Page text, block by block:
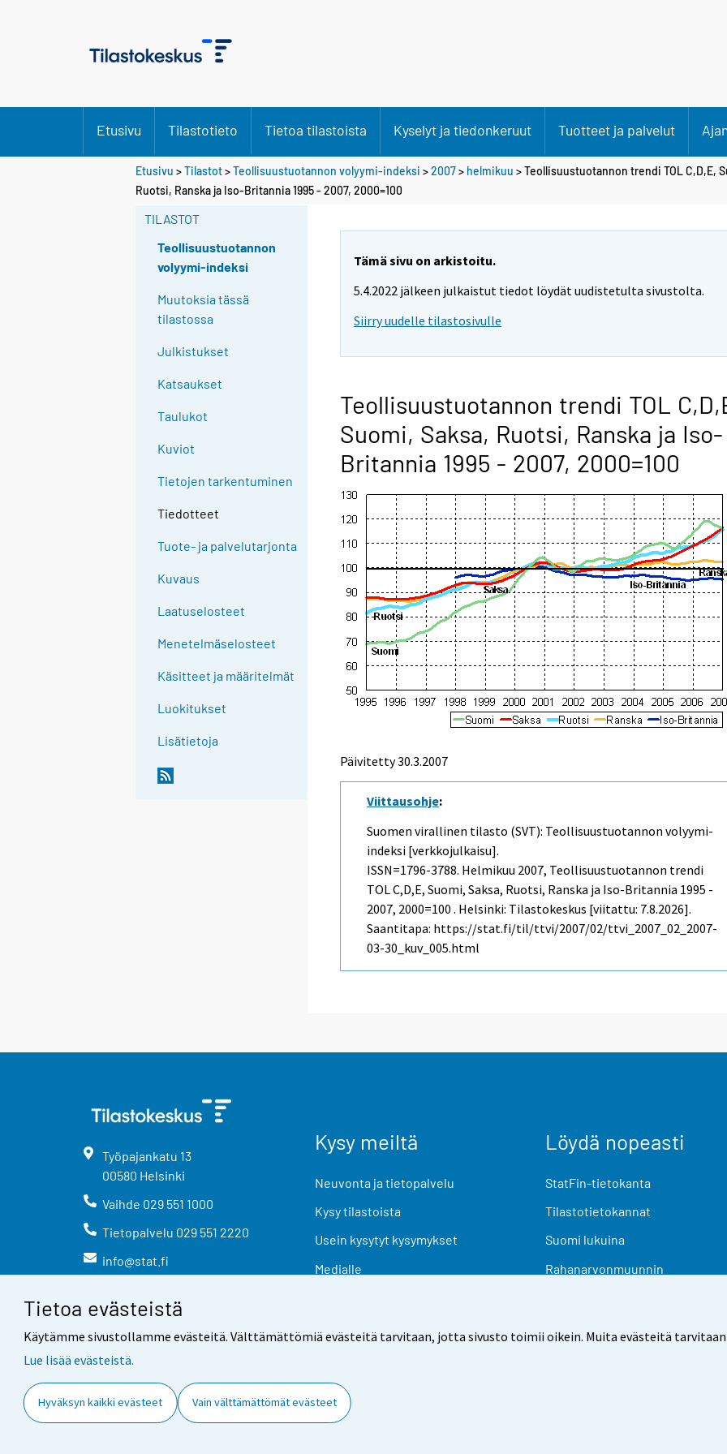
Tietoa evästeistä
Käytämme sivustollamme evästeitä. Välttämättömiä evästeitä tarvitaan, jotta sivusto toimii oikein. Muita evästeitä
Lue lisää evästeistä.
Hyväksyn kaikki evästeet Vain välttämättömät evästeet
Etusivu Tilastotieto Tietoa tilastoista Kyselyt ja tiedonkeruut Tuotteet ja palvelut
Etusivu >Tilastot>Teollisuustuotannon volyymi-indeksi >2007> helmikuu > Teollisuustuotannon trendi TOL C,D,E,
Ruotsi, Ranska ja Iso-Britannia 1995 - 2007, 2000=100
TILASTOT
Teollisuustuotannon
volyymi-indeksi
Muutoksia tässä
tilastossa
Julkistukset
Katsaukset
Taulukot
Kuviot
Tietojen tarkentuminen
Tiedotteet
Tuote- ja palvelutarjonta
Kuvaus
Laatuselosteet
Menetelmäselosteet
Käsitteet ja määritelmät
Luokitukset
Lisätietoja
Tämä sivu on arkistoitu.
5.4.2022 jälkeen julkaistut tiedot löydät uudistetulta sivustolta.
Siirry uudelle tilastosivulle
Teollisuustuotannon trendi TOL
Suomi, Saksa, Ruotsi, Ranska ja Iso-
Britannia 1995 - 2007, 2000=100
Päivitetty30.3.2007
Viittausohje:
Suomen virallinen tilasto (SVT): Teollisuustuotannon volyymi-
indeksi [verkkojulkaisu].
ISSN=1796-3788. Helmikuu 2007, Teollisuustuotannon trendi
TOL C,D,E, Suomi, Saksa, Ruotsi, Ranska ja Iso-Britannia 1995 -
2007, 2000=100 . Helsinki: Tilastokeskus [viitattu: 7.8.2026].
Saantitapa: https://stat.fi/til/ttvi/2007/02/ttvi_2007_02_2007-
03-30_kuv_005.html
Työpajankatu 13
00580 Helsinki
Vaihde 029 551 1000
Tietopalvelu 029 551 2220
info@stat.fi
Kysy meiltä
Neuvonta ja tietopalvelu
Kysy tilastoista
Usein kysytyt kysymykset
Medialle
Löydä nopeasti
StatFin-tietokanta
Tilastotietokannat
Suomi lukuina
Rahanarvonmuunnin
Yhteystiedot Palaute